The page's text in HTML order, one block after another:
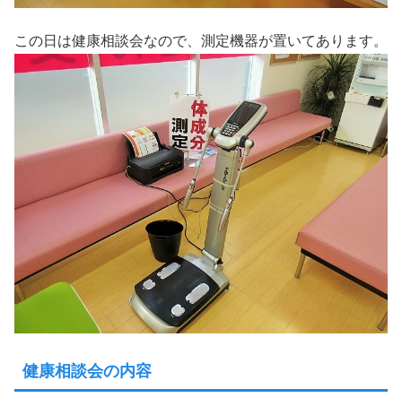
この日は健康相談会なので、測定機器が置いてあります。
健康相談会の内容